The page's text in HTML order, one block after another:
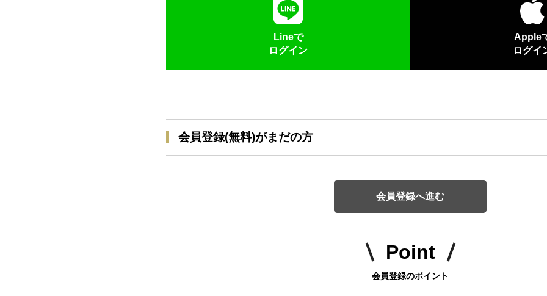
Lineで
ログイン
Apple
ログイ
会員登録(無料)がまだの方
会員登録へ進む
Point
会員登録のポイント